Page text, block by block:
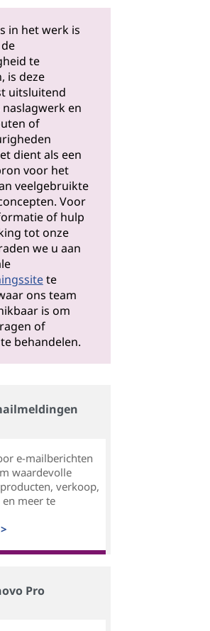
in het werk is
te
is deze
uitsluitend
en
of
dient als een
voor het
veelgebruikte
Voor
of hulp
tot onze
we u aan
te
ons team
is om
of
behandelen.
e-mailberichten
waardevolle
verkoop,
meer te
Pro